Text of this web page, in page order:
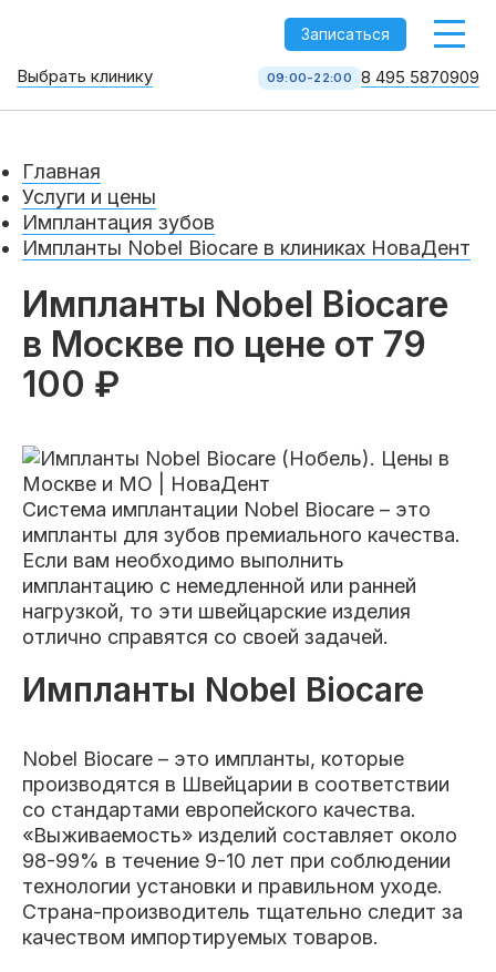
Записаться
8 495 587 09 09
Имплантация Протезирование
Чистка Отбеливание
Детская
Диагностика Лечение десен Капы
Клиники
Петровско-
Центр доктора
Красногорск
Химки Ленинский Чертановская
Центр доктора
Рыжова
Все клиники и франшизы (10)
Цены
Врачи
Работы
Отзывы
Акции
Выбрать клинику 09:00-22:00 8 495 5870909
Главная
Услуги и цены
Имплантация зубов
Импланты Nobel Biocare в клиниках НоваДент
Импланты Nobel Biocare
в Москве по цене от 79
100 ₽
Система имплантации Nobel Biocare – это
импланты для зубов премиального качества.
Если вам необходимо выполнить
имплантацию с немедленной или ранней
нагрузкой, то эти швейцарские изделия
отлично справятся со своей задачей.
Импланты Nobel Biocare
Nobel Biocare – это импланты, которые
производятся в Швейцарии в соответствии
со стандартами европейского качества.
«Выживаемость» изделий составляет около
98-99% в течение 9-10 лет при соблюдении
технологии установки и правильном уходе.
Страна-производитель тщательно следит за
качеством импортируемых товаров.